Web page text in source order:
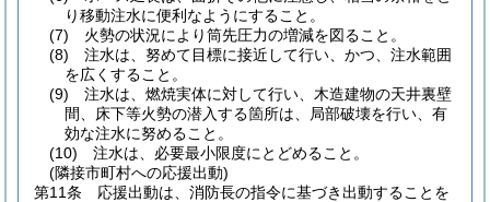
り移動注水に便利なようにすること。
(7)
火勢の状況により筒先圧力の増減を図ること。
(8)
注水は、努めて目標に接近して行い、かつ、注水範囲
を広くすること。
(9)
注水は、燃焼実体に対して行い、木造建物の天井裏壁
間、床下等火勢の潜入する箇所は、局部破壊を行い、有
効な注水に努めること。
(10)
注水は、必要最小限度にとどめること。
(隣接市町村への応援出動)
第11条
応援出動は、消防長の指令に基づき出動することを